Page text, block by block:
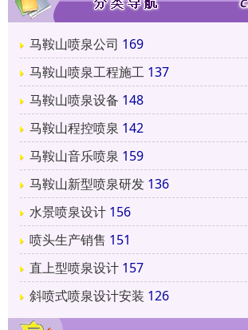
马鞍山喷泉公司 169
马鞍山喷泉工程施工 137
马鞍山喷泉设备 148
马鞍山程控喷泉 142
马鞍山音乐喷泉 159
马鞍山新型喷泉研发 136
水景喷泉设计 156
喷头生产销售 151
直上型喷泉设计 157
斜喷式喷泉设计安装 126